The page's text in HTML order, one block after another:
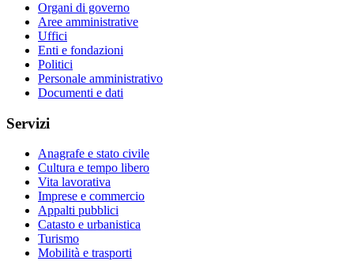
Organi di governo
Aree amministrative
Uffici
Enti e fondazioni
Politici
Personale amministrativo
Documenti e dati
Servizi
Anagrafe e stato civile
Cultura e tempo libero
Vita lavorativa
Imprese e commercio
Appalti pubblici
Catasto e urbanistica
Turismo
Mobilità e trasporti